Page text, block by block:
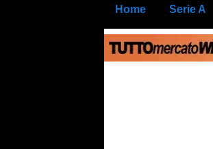
Home Serie A